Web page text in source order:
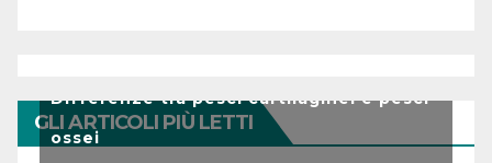
GLI ARTICOLI PIÙ LETTI
Differenze tra pesci cartilaginei e pesci
ossei